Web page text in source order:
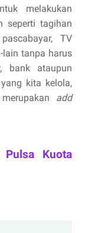
melakukan
seperti tagihan
TV
lain tanpa harus
bank ataupun
kita kelola,
add
Pulsa Kuota